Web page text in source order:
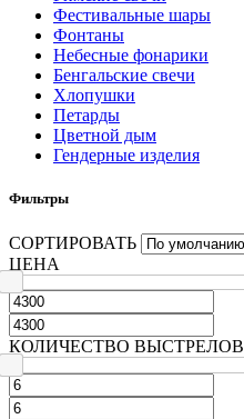
Фестивальные шары
Фонтаны
Небесные фонарики
Бенгальские свечи
Хлопушки
Петарды
Цветной дым
Гендерные изделия
Фильтры
СОРТИРОВАТЬ
ЦЕНА
КОЛИЧЕСТВО ВЫСТРЕЛОВ